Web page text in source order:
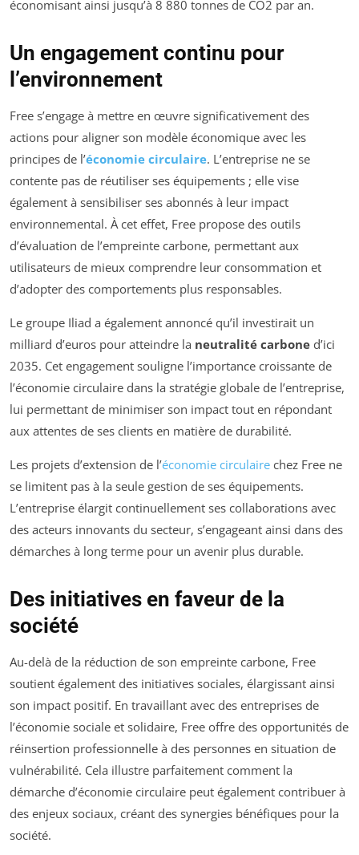
économisant ainsi jusqu’à 8 880 tonnes de CO2 par an.
Un engagement continu pour
l’environnement
Free s’engage à mettre en œuvre significativement des
actions pour aligner son modèle économique avec les
principes de l’économie circulaire. L’entreprise ne se
contente pas de réutiliser ses équipements ; elle vise
également à sensibiliser ses abonnés à leur impact
environnemental. À cet effet, Free propose des outils
d’évaluation de l’empreinte carbone, permettant aux
utilisateurs de mieux comprendre leur consommation et
d’adopter des comportements plus responsables.
Le groupe Iliad a également annoncé qu’il investirait un
milliard d’euros pour atteindre la neutralité carbone d’ici
2035. Cet engagement souligne l’importance croissante de
l’économie circulaire dans la stratégie globale de l’entreprise,
lui permettant de minimiser son impact tout en répondant
aux attentes de ses clients en matière de durabilité.
Les projets d’extension de l’économie circulaire chez Free ne
se limitent pas à la seule gestion de ses équipements.
L’entreprise élargit continuellement ses collaborations avec
des acteurs innovants du secteur, s’engageant ainsi dans des
démarches à long terme pour un avenir plus durable.
Des initiatives en faveur de la
société
Au-delà de la réduction de son empreinte carbone, Free
soutient également des initiatives sociales, élargissant ainsi
son impact positif. En travaillant avec des entreprises de
l’économie sociale et solidaire, Free offre des opportunités de
réinsertion professionnelle à des personnes en situation de
vulnérabilité. Cela illustre parfaitement comment la
démarche d’économie circulaire peut également contribuer à
des enjeux sociaux, créant des synergies bénéfiques pour la
société.